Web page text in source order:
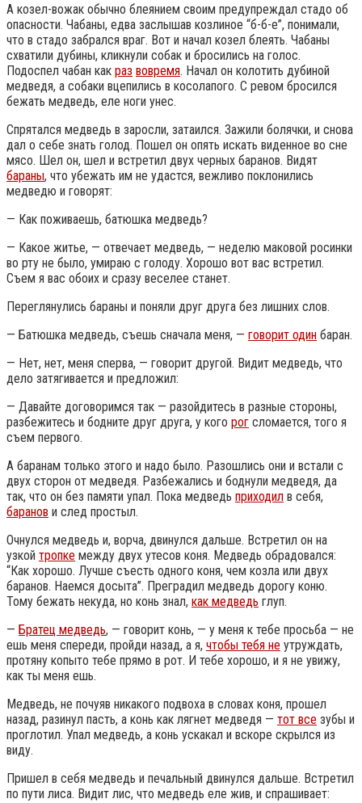
А козел-вожак обычно блеянием своим предупреждал стадо об
опасности. Чабаны, едва заслышав козлиное “б-б-е”, понимали,
что в стадо забрался враг. Вот и начал козел блеять. Чабаны
схватили дубины, кликнули собак и бросились на голос.
Подоспел чабан как раз вовремя. Начал он колотить дубиной
медведя, а собаки вцепились в косолапого. С ревом бросился
бежать медведь, еле ноги унес.
Спрятался медведь в заросли, затаился. Зажили болячки, и снова
дал о себе знать голод. Пошел он опять искать виденное во сне
мясо. Шел он, шел и встретил двух черных баранов. Видят
бараны, что убежать им не удастся, вежливо поклонились
медведю и говорят:
— Как поживаешь, батюшка медведь?
— Какое житье, — отвечает медведь, — неделю маковой росинки
во рту не было, умираю с голоду. Хорошо вот вас встретил.
Съем я вас обоих и сразу веселее станет.
Переглянулись бараны и поняли друг друга без лишних слов.
— Батюшка медведь, съешь сначала меня, — говорит один баран.
— Нет, нет, меня сперва, — говорит другой. Видит медведь, что
дело затягивается и предложил:
— Давайте договоримся так — разойдитесь в разные стороны,
разбежитесь и бодните друг друга, у кого рог сломается, того я
съем первого.
А баранам только этого и надо было. Разошлись они и встали с
двух сторон от медведя. Разбежались и боднули медведя, да
так, что он без памяти упал. Пока медведь приходил в себя,
баранов и след простыл.
Очнулся медведь и, ворча, двинулся дальше. Встретил он на
узкой тропке между двух утесов коня. Медведь обрадовался:
“Как хорошо. Лучше съесть одного коня, чем козла или двух
баранов. Наемся досыта”. Преградил медведь дорогу коню.
Тому бежать некуда, но конь знал, как медведь глуп.
— Братец медведь, — говорит конь, — у меня к тебе просьба — не
ешь меня спереди, пройди назад, а я, чтобы тебя не утруждать,
протяну копыто тебе прямо в рот. И тебе хорошо, и я не увижу,
как ты меня ешь.
Медведь, не почуяв никакого подвоха в словах коня, прошел
назад, разинул пасть, а конь как лягнет медведя — тот все зубы и
проглотил. Упал медведь, а конь ускакал и вскоре скрылся из
виду.
Пришел в себя медведь и печальный двинулся дальше. Встретил
по пути лиса. Видит лис, что медведь еле жив, и спрашивает: